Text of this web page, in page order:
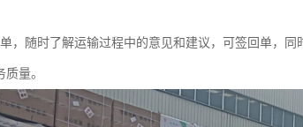
，随时了解运输过程中的意见和建议，可签回单，
量。